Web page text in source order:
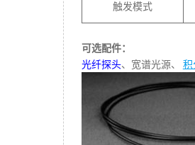
触发模式
可选配件：
光纤探头、 宽谱光源、